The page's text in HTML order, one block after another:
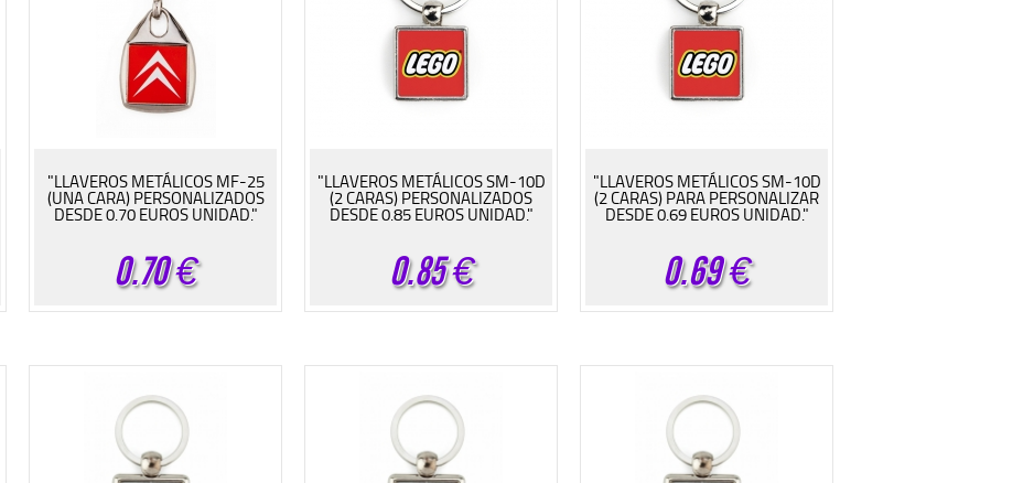
"LLAVEROS METÁLICOS MF-25
(UNA CARA) PERSONALIZADOS
DESDE 0.70 EUROS UNIDAD."
0.70€
"LLAVEROS METÁLICOS SM-10D
(2 CARAS) PERSONALIZADOS
DESDE 0.85 EUROS UNIDAD."
0.85€
"LLAVEROS METÁLICOS SM-10D
(2 CARAS) PARA PERSONALIZAR
DESDE 0.69 EUROS UNIDAD."
0.69€